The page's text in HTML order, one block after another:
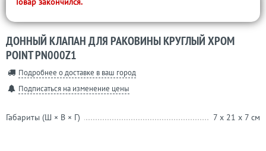
ДОННЫЙ КЛАПАН ДЛЯ РАКОВИНЫ КРУГЛЫЙ ХРОМ
POINT PN000Z1
Подробнее о доставке в ваш город
Подписаться на изменение цены
Габариты (Ш × В × Г) 7 x 21 x 7 см